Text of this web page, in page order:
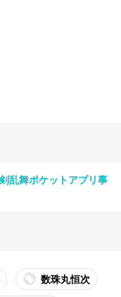
乱舞ポケットアプリ事
数珠丸恒次